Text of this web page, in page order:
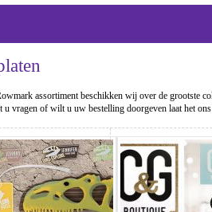
assortiment beschikken wij over de grootste
vragen of wilt u uw bestelling doorgeven laat het